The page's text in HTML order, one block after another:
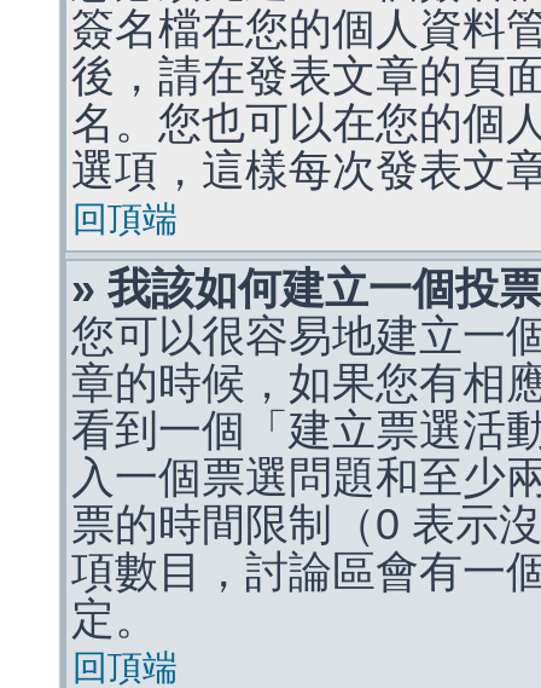
簽名檔在您的個人資料
後，請在發表文章的頁
名。您也可以在您的個
選項，這樣每次發表文
回頂端
» 我該如何建立一個投
您可以很容易地建立一
章的時候，如果您有相
看到一個「建立票選活
入一個票選問題和至少
票的時間限制（0 表示
項數目，討論區會有一
定。
回頂端